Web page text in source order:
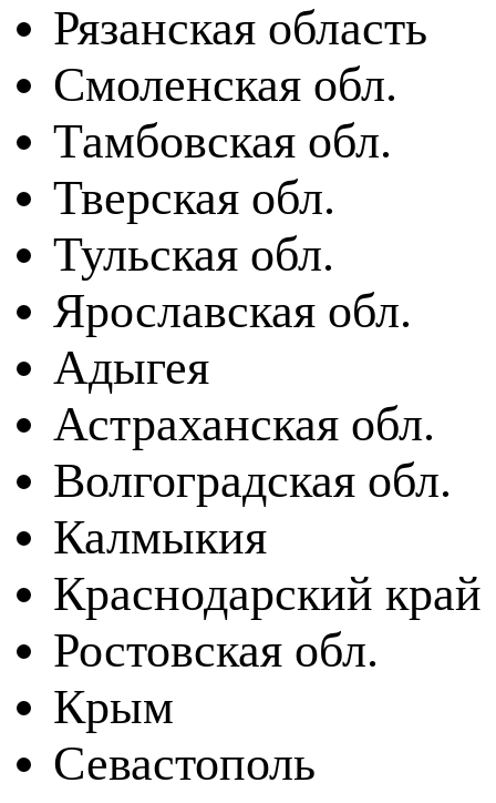
Рязанская область
Смоленская обл.
Тамбовская обл.
Тверская обл.
Тульская обл.
Ярославская обл.
Адыгея
Астраханская обл.
Волгоградская обл.
Калмыкия
Краснодарский край
Ростовская обл.
Крым
Севастополь